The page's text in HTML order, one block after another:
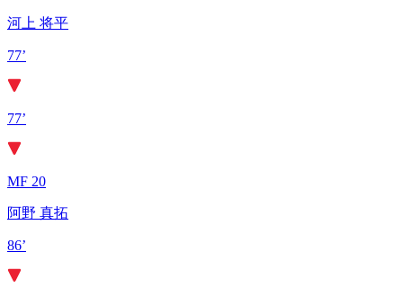
河上 将平
77’
77’
MF 20
阿野 真拓
86’